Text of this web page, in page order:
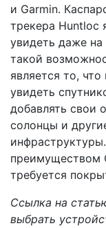
и Garmin.
трекера Huntloc
увидеть даже
такой
является то,
увидеть
добавлять свои
солонцы и
преимуществом
требуется
Ссылка на
выбрать